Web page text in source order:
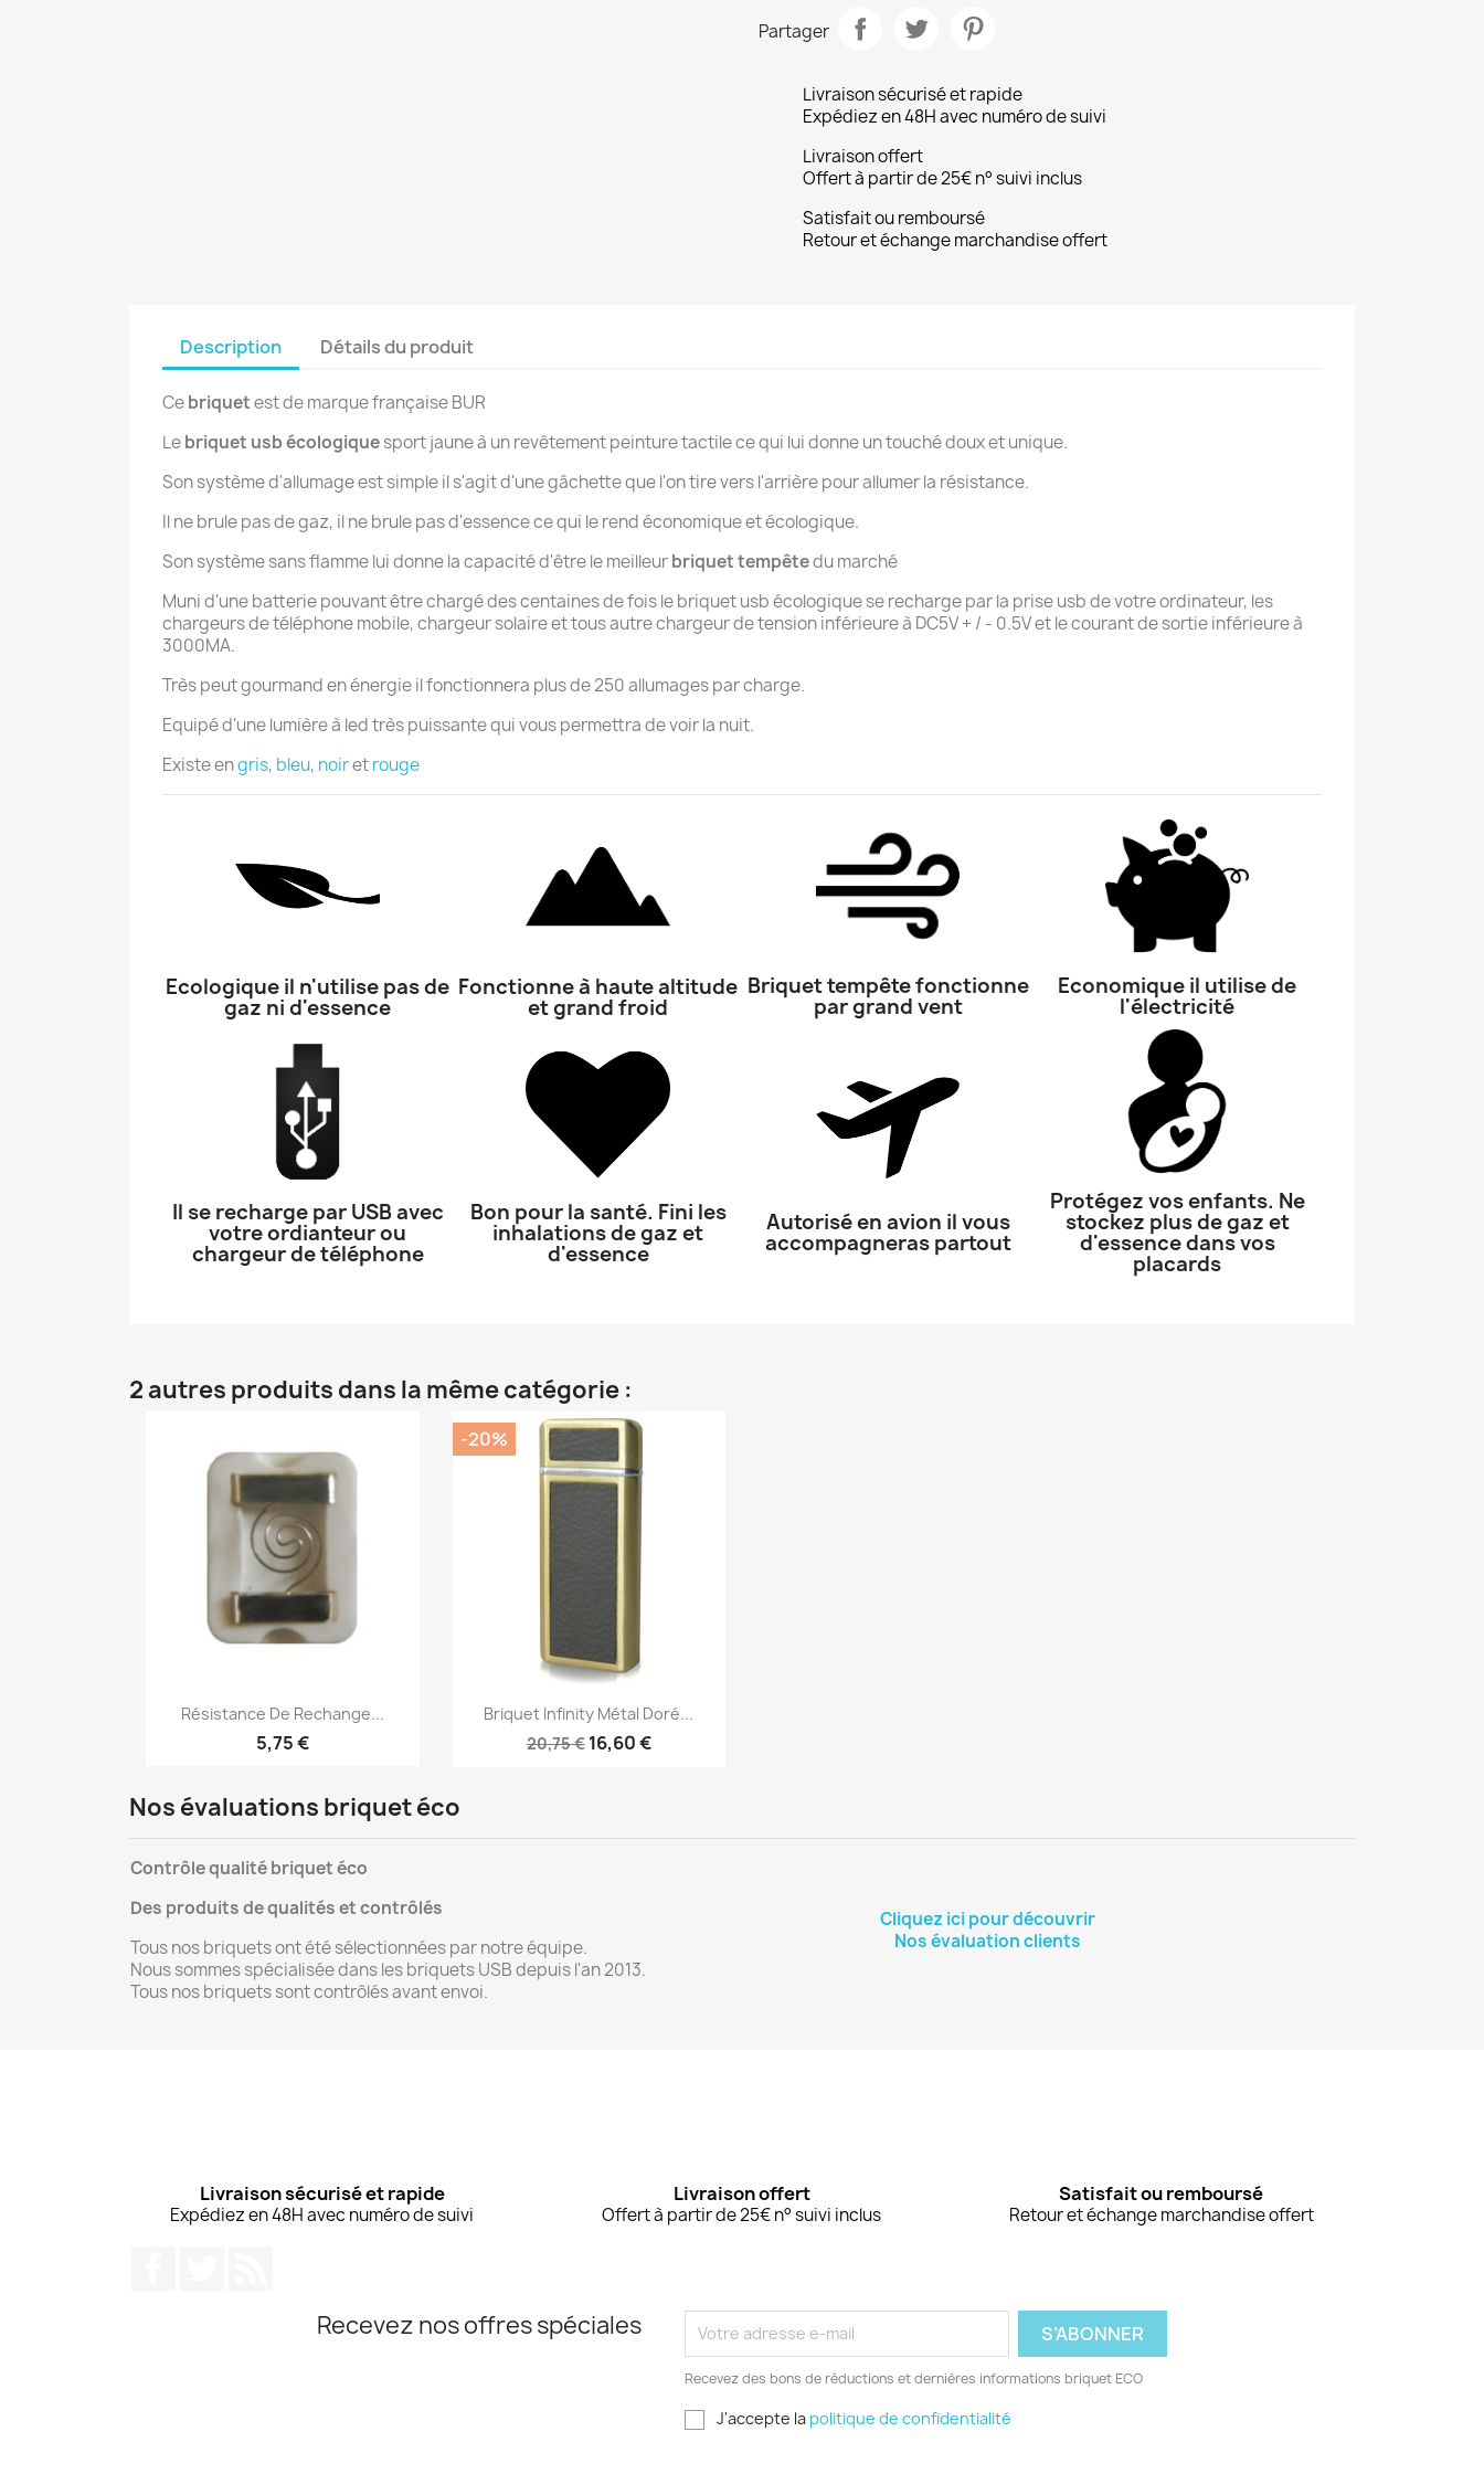
Partager
Livraison sécurisé et rapide
Expédiez en 48H avec numéro de suivi
Livraison offert
Offert à partir de 25€ n° suivi inclus
Satisfait ou remboursé
Retour et échange marchandise offert
Description Détails du produit
Cebriquetest de marque française BUR
Lebriquet usb écologiquesport jaune à un revêtement peinture tactile ce qui lui donne un touché doux et unique.
Son système d'allumage est simple il s'agit d'une gâchette que l'on tire vers l'arrière pour allumer la résistance.
Il ne brule pas de gaz, il ne brule pas d'essence ce qui le rend économique et écologique.
Son système sans flamme lui donne la capacité d'être le meilleurbriquet tempêtedu marché
Muni d'une batterie pouvant être chargé des centaines de fois le briquet usb écologique se recharge par la prise usb de votre ordinateur, les
chargeurs de téléphone mobile, chargeur solaire et tous autre chargeur de tension inférieure à DC5V + / - 0.5V et le courant de sortie inférieure à
3000MA.
Très peut gourmand en énergie il fonctionnera plus de 250 allumages par charge.
Equipé d'une lumière à led très puissante qui vous permettra de voir la nuit.
Existe engris, bleu, noiretrouge
Ecologique il n'utilise pas de
gaz ni d'essence
Fonctionne à haute altitude
et grand froid
Briquet tempête fonctionne
par grand vent
Economique il utilise de
l'électricité
Il se recharge par USB avec
votre ordianteur ou
chargeur de téléphone
Bon pour la santé. Fini les
inhalations de gaz et
d'essence
Autorisé en avion il vous
accompagneras partout
Protégez vos enfants. Ne
stockez plus de gaz et
d'essence dans vos
placards
2 autres produits dans la même catégorie :
Aperçu rapide
Résistance De Rechange...
5,75 €
Aperçu rapide
Briquet Infinity Métal Doré...
20,75 € 16,60 €
-20%
Nos évaluations briquet éco
Contrôle qualité briquet éco
Des produits de qualités et contrôlés
Tous nos briquets ont été sélectionnées par notre équipe.
Nous sommes spécialisée dans les briquets USB depuis l'an 2013.
Tous nos briquets sont contrôlés avant envoi.
Cliquez ici pour découvrir
Nos évaluation clients
Livraison sécurisé et rapide
Expédiez en 48H avec numéro de suivi
Livraison offert
Offert à partir de 25€ n° suivi inclus
Satisfait ou remboursé
Retour et échange marchandise offert
Recevez nos offres spéciales
Recevez des bons de réductions et dernières informations briquet ECO
J'accepte la politique de confidentialité